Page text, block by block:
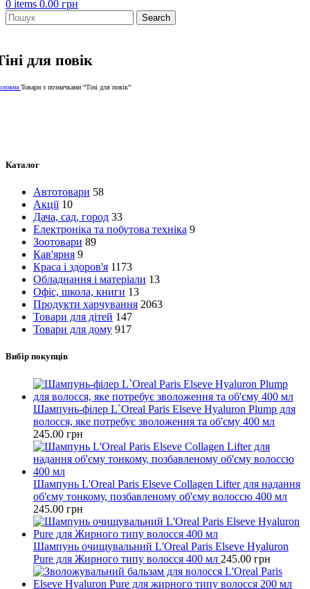
0 items 0.00 грн
Search
для повік
Товари з позначками “Тіні для повік”
Каталог
Автотовари 58
Акції 10
Дача, сад, город 33
Електроніка та побутова техніка 9
Зоотовари 89
Кав'ярня 9
Краса і здоров'я 1173
Обладнання і матеріали 13
Офіс, школа, книги 13
Продукти харчування 2063
Товари для дітей 147
Товари для дому 917
Вибір покупців
Шампунь-філер L`Oreal Paris Elseve Hyaluron Plump для
волосся, яке потребує зволоження та об'єму 400 мл
245.00 грн
Шампунь L'Oreal Paris Elseve Collagen Lifter для надання
об'єму тонкому, позбавленому об'єму волоссю 400 мл
245.00 грн
Шампунь очищувальний L'Oreal Paris Elseve Hyaluron
Pure для Жирного типу волосся 400 мл 245.00 грн